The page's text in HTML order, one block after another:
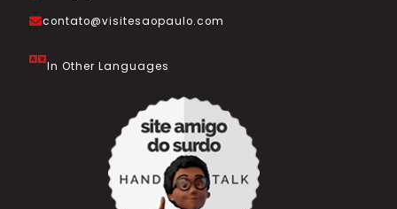
contato@visitesaopaulo.com
In Other Languages